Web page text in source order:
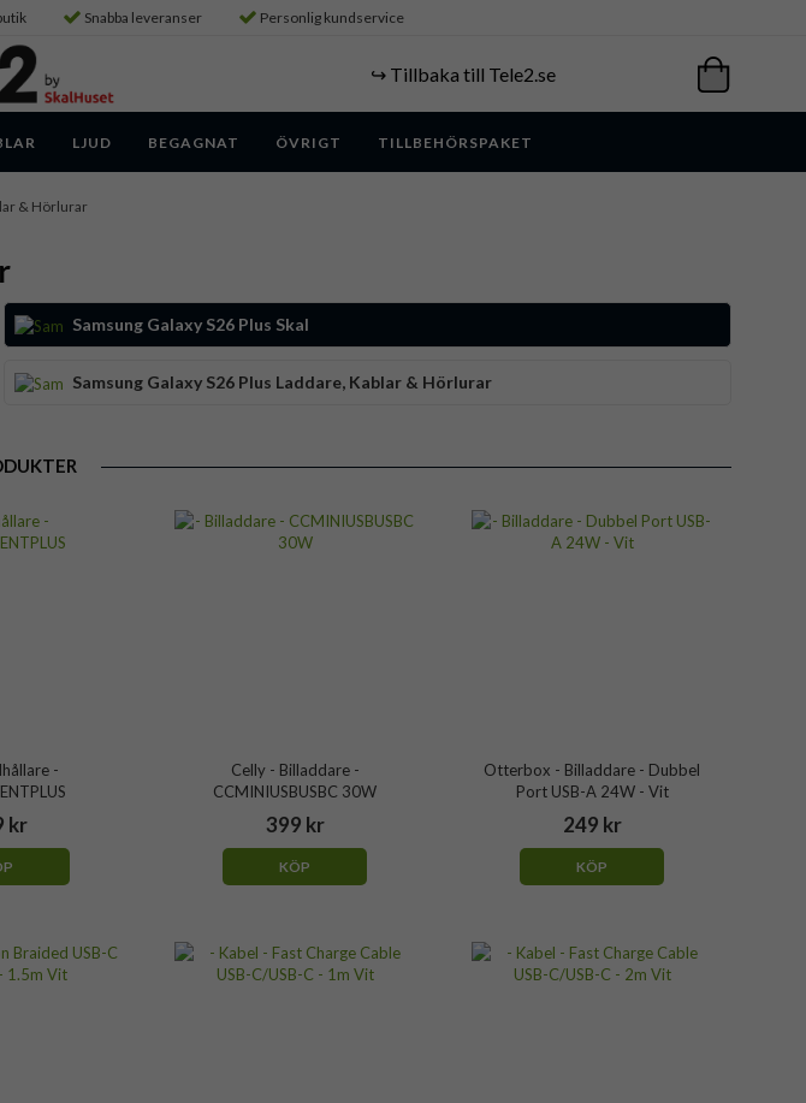
Snabba leveranser Personlig kundservice
↪️ Tillbaka till Tele2.se
LJUD BEGAGNAT ÖVRIGT TILLBEHÖRSPAKET
& Hörlurar
Samsung Galaxy S26 Plus Skal
Samsung Galaxy S26 Plus Laddare, Kablar & Hörlurar
-
kr
Celly - Billaddare -
CCMINIUSBUSBC 30W
399 kr
KÖP
Otterbox - Billaddare - Dubbel
Port USB-A 24W - Vit
249 kr
KÖP